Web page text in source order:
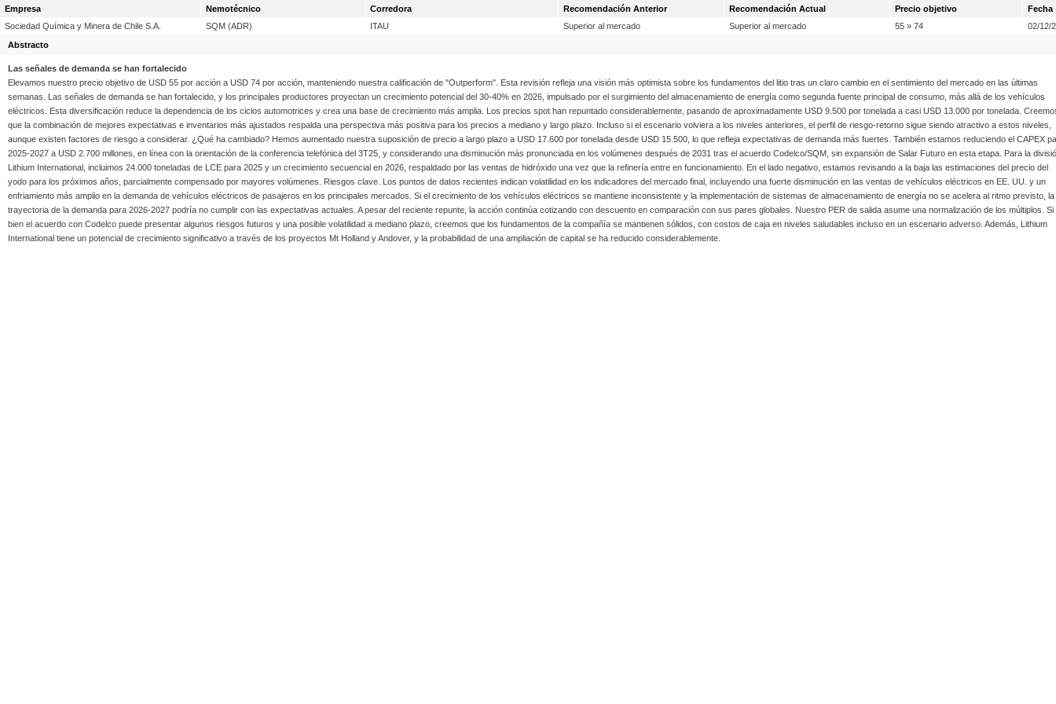
Empresa Nemotécnico Corredora Recomendación Anterior Recomendación Actual Precio objetivo
Fecha
Sociedad Química y Minera de Chile S.A.
SQM (ADR) ITAU Superior al mercado Superior al mercado 55 » 74
02/12/
Abstracto
Las señales de demanda se han fortalecido
Elevamos nuestro precio objetivo de USD 55 por acción a USD 74 por acción, manteniendo nuestra calificación de "Outperform". Esta revisión refleja una visión más optimista sobre los fundamentos del litio tras un claro cambio en el sentimiento del mercado en las últimas
semanas. Las señales de demanda se han fortalecido, y los principales productores proyectan un crecimiento potencial del 30-40% en 2026, impulsado por el surgimiento del almacenamiento de energía como segunda fuente principal de consumo, más allá de los vehículos
eléctricos. Esta diversificación reduce la dependencia de los ciclos automotrices y crea una base de crecimiento más amplia. Los precios spot han repuntado considerablemente, pasando de aproximadamente USD 9.500 por tonelada a casi USD 13.000 por tonelada.
que la combinación de mejores expectativas e inventarios más ajustados respalda una perspectiva más positiva para los precios a mediano y largo plazo. Incluso si el escenario volviera a los niveles anteriores, el perfil de riesgo-retorno sigue siendo atractivo a estos niveles,
aunque existen factores de riesgo a considerar. ¿Qué ha cambiado? Hemos aumentado nuestra suposición de precio a largo plazo a USD 17.600 por tonelada desde USD 15.500, lo que refleja expectativas de demanda más fuertes. También estamos reduciendo el CAPEX
2025-2027 a USD 2.700 millones, en línea con la orientación de la conferencia telefónica del 3T25, y considerando una disminución más pronunciada en los volúmenes después de 2031 tras el acuerdo Codelco/SQM, sin expansión de Salar Futuro en esta etapa. Para la
Lithium International, incluimos 24.000 toneladas de LCE para 2025 y un crecimiento secuencial en 2026, respaldado por las ventas de hidróxido una vez que la refinería entre en funcionamiento. En el lado negativo, estamos revisando a la baja las estimaciones del precio del
yodo para los próximos años, parcialmente compensado por mayores volúmenes. Riesgos clave. Los puntos de datos recientes indican volatilidad en los indicadores del mercado final, incluyendo una fuerte disminución en las ventas de vehículos eléctricos en EE. UU. y un
enfriamiento más amplio en la demanda de vehículos eléctricos de pasajeros en los principales mercados. Si el crecimiento de los vehículos eléctricos se mantiene inconsistente y la implementación de sistemas de almacenamiento de energía no se acelera al ritmo previsto, la
trayectoria de la demanda para 2026-2027 podría no cumplir con las expectativas actuales. A pesar del reciente repunte, la acción continúa cotizando con descuento en comparación con sus pares globales. Nuestro PER de salida asume una normalización de los múltiplos. Si
bien el acuerdo con Codelco puede presentar algunos riesgos futuros y una posible volatilidad a mediano plazo, creemos que los fundamentos de la compañía se mantienen sólidos, con costos de caja en niveles saludables incluso en un escenario adverso. Además, Lithium
International tiene un potencial de crecimiento significativo a través de los proyectos Mt Holland y Andover, y la probabilidad de una ampliación de capital se ha reducido considerablemente.